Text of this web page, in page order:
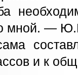
мной. —
и к